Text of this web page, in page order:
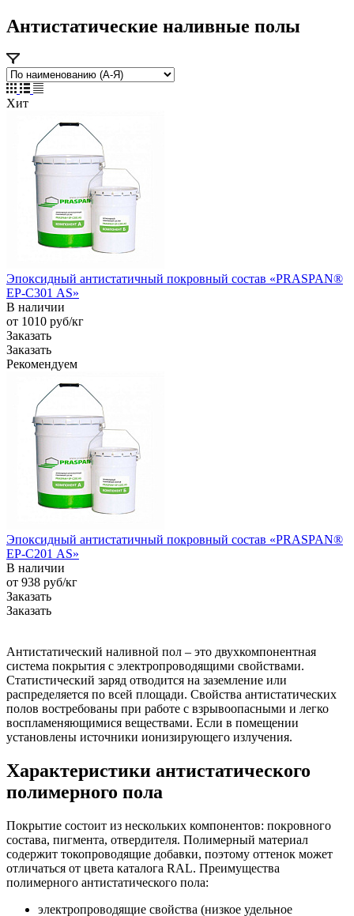
Антистатические наливные полы
Хит
Эпоксидный антистатичный покровный состав «PRASPAN®
EP-С301 AS»
В наличии
от 1010 руб/кг
Заказать
Заказать
Рекомендуем
Эпоксидный антистатичный покровный состав «PRASPAN®
EP-С201 AS»
В наличии
от 938 руб/кг
Заказать
Заказать
Антистатический наливной пол – это двухкомпонентная
система покрытия с электропроводящими свойствами.
Статистический заряд отводится на заземление или
распределяется по всей площади. Свойства антистатических
полов востребованы при работе с взрывоопасными и легко
воспламеняющимися веществами. Если в помещении
установлены источники ионизирующего излучения.
Характеристики антистатического
полимерного пола
Покрытие состоит из нескольких компонентов: покровного
состава, пигмента, отвердителя. Полимерный материал
содержит токопроводящие добавки, поэтому оттенок может
отличаться от цвета каталога RAL. Преимущества
полимерного антистатического пола:
электропроводящие свойства (низкое удельное